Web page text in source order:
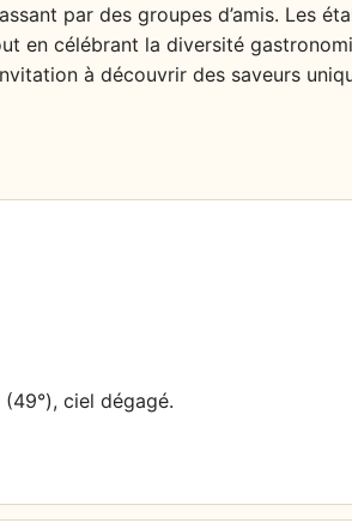
par des groupes d’amis. Les
en célébrant la diversité
à découvrir des saveurs
ciel dégagé.